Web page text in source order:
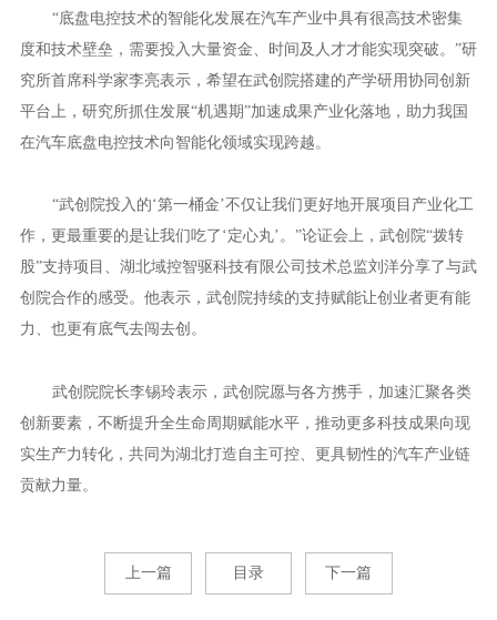
“底盘电控技术的智能化发展在汽车产业中具有很高技术密集
度和技术壁垒，需要投入大量资金、时间及人才才能实现突破。”研
究所首席科学家李亮表示，希望在武创院搭建的产学研用协同创新
平台上，研究所抓住发展“机遇期”加速成果产业化落地，助力我国
在汽车底盘电控技术向智能化领域实现跨越。
“武创院投入的‘第一桶金’不仅让我们更好地开展项目产业化工
作，更最重要的是让我们吃了‘定心丸’。”论证会上，武创院“拨转
股”支持项目、湖北域控智驱科技有限公司技术总监刘洋分享了与武
创院合作的感受。他表示，武创院持续的支持赋能让创业者更有能
力、也更有底气去闯去创。
武创院院长李锡玲表示，武创院愿与各方携手，加速汇聚各类
创新要素，不断提升全生命周期赋能水平，推动更多科技成果向现
实生产力转化，共同为湖北打造自主可控、更具韧性的汽车产业链
贡献力量。
上一篇 目录 下一篇